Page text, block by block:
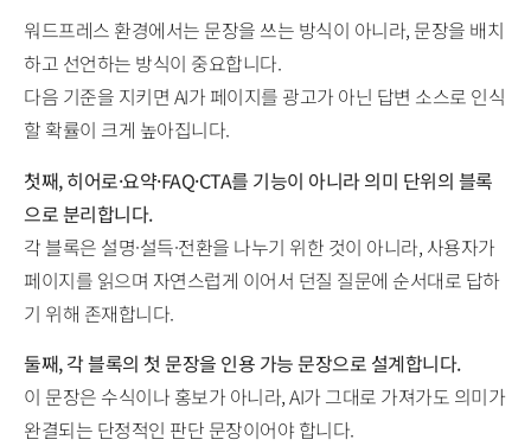
워드프레스 환경에서는 문장을 쓰는 방식이 아니라, 문장을 배치
하고 선언하는 방식이 중요합니다.
다음 기준을 지키면 AI가 페이지를 광고가 아닌 답변 소스로 인식
할 확률이 크게 높아집니다.
첫째, 히어로·요약·FAQ·CTA를 기능이 아니라 의미 단위의 블록
으로 분리합니다.
각 블록은 설명·설득·전환을 나누기 위한 것이 아니라, 사용자가
페이지를 읽으며 자연스럽게 이어서 던질 질문에 순서대로 답하
기 위해 존재합니다.
둘째, 각 블록의 첫 문장을 인용 가능 문장으로 설계합니다.
이 문장은 수식이나 홍보가 아니라, AI가 그대로 가져가도 의미가
완결되는 단정적인 판단 문장이어야 합니다.